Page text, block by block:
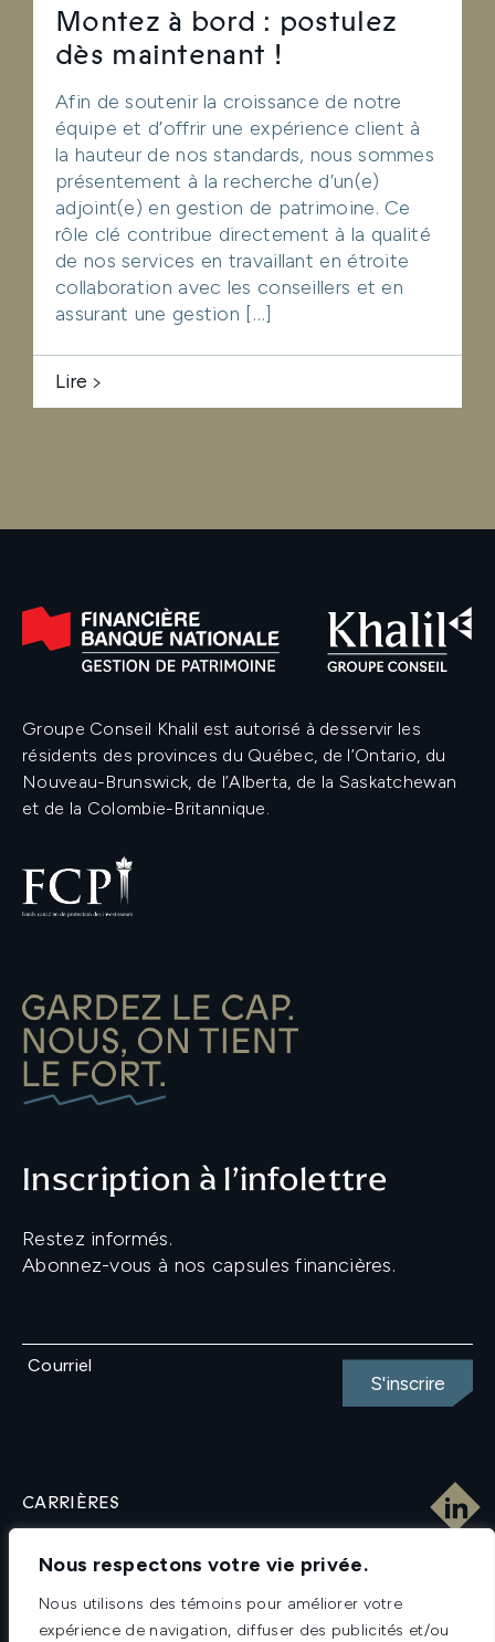
Nous respectons votre vie privée.
Nous utilisons des témoins pour améliorer votre
expérience de navigation, diffuser des publicités et/ou
Montez à bord : postulez
dès maintenant !
Afin de soutenir la croissance de notre
équipe et d’offrir une expérience client à
la hauteur de nos standards, nous sommes
présentement à la recherche d’un(e)
adjoint(e) en gestion de patrimoine. Ce
rôle clé contribue directement à la qualité
de nos services en travaillant en étroite
collaboration avec les conseillers et en
assurant une gestion […]
Lire
Inscription à l’infolettre
Restez informés.
Abonnez-vous à nos capsules financières.
Courriel
Groupe Conseil Khalil est autorisé à desservir les
résidents des provinces du Québec, de l’Ontario, du
Nouveau-Brunswick, de l’Alberta, de la Saskatchewan
et de la Colombie-Britannique.
CARRIÈRES
CAPSULES ET BLOGUE
CONTACT